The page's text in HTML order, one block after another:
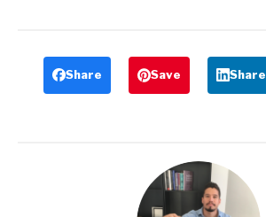
Share Save Share